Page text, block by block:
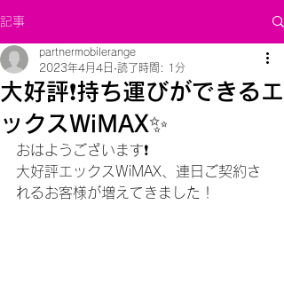
記事
大好評❗️持ち運びができるエ
ックスWiMAX✨
partnermobilerange
2023年4月4日 読了時間: 1分
おはようございます❗️
大好評エックスWiMAX、連日ご契約さ
れるお客様が増えてきました！